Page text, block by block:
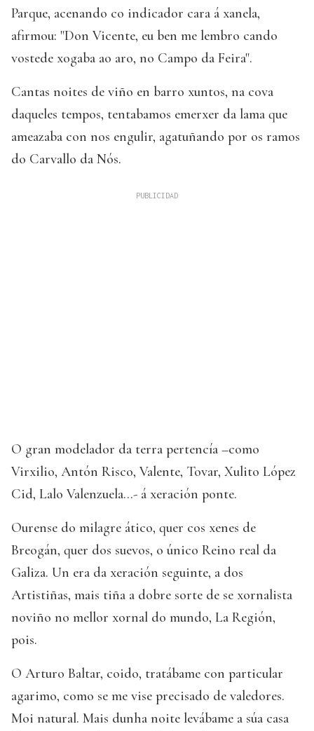
Parque, acenando co indicador cara á xanela,
afirmou: "Don Vicente, eu ben me lembro cando
vostede xogaba ao aro, no Campo da Feira".
Cantas noites de viño en barro xuntos, na cova
daqueles tempos, tentabamos emerxer da lama que
ameazaba con nos engulir, agatuñando por os ramos
do Carvallo da Nós.
O gran modelador da terra pertencía –como
Virxilio, Antón Risco, Valente, Tovar, Xulito López
Cid, Lalo Valenzuela…- á xeración ponte.
Ourense do milagre ático, quer cos xenes de
Breogán, quer dos suevos, o único Reino real da
Galiza. Un era da xeración seguinte, a dos
Artistiñas, mais tiña a dobre sorte de se xornalista
noviño no mellor xornal do mundo, La Región,
pois.
O Arturo Baltar, coido, tratábame con particular
agarimo, como se me vise precisado de valedores.
Moi natural. Mais dunha noite levábame a súa casa